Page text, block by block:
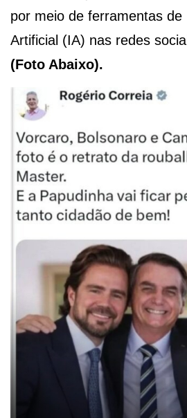
por meio de ferramentas de
Artificial (IA) nas redes
(Foto Abaixo).